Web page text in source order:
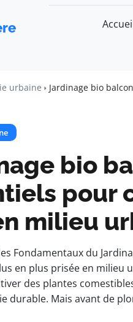
urbaine Jardinage bio
bio
pour
milieu
Fondamentaux du
en plus prisée en milieu
des plantes
durable. Mais avant de